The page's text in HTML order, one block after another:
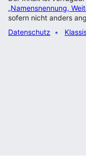
„Namensnennung,
sofern nicht anders
Datenschutz